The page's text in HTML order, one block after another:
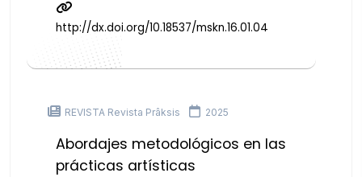
http://dx.doi.org/10.18537/mskn.16.01.04
REVISTA Revista Prâksis 2025
Abordajes metodológicos en las
prácticas artísticas